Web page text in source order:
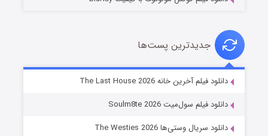
خاندان اژدها فصل ۳
جدیدترین پست‌ها
دانلود فیلم آخرین خانه The Last House 2026
دانلود فیلم سول‌میت Soulm8te 2026
دانلود سریال وستی‌ها The Westies 2026